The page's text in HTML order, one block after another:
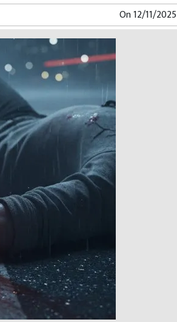
On12/11/2025